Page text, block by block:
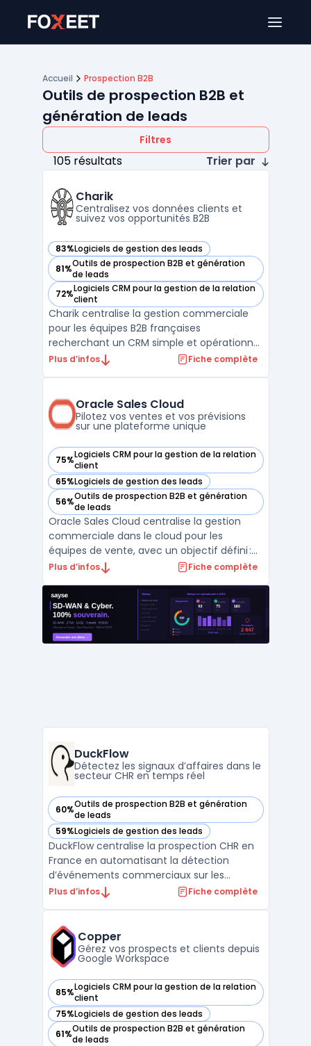
Accueil Prospection B2B
Outils de prospection B2B et
génération de leads
Filtres
105 résultats Trier par
Charik
Centralisez vos données clients et
suivez vos opportunités B2B
83%Logiciels de gestion des leads
— voir Charik dans cette catégorie
81%Outils de prospection B2B et génération
de leads
— voir Charik dans cette catégorie
72%Logiciels CRM pour la gestion de la relation
client
— voir Charik dans cette catégorie
Charik centralise la gestion commerciale
pour les équipes B2B françaises
recherchant un CRM simple et opérationnel
couvrant toutes les étapes, de la gestion de
d’investissement et cabinets de
recrutement pilotant leur pros ...
Plus d’infos Fiche complète
Oracle Sales Cloud
Pilotez vos ventes et vos prévisions
sur une plateforme unique
75%Logiciels CRM pour la gestion de la relation
client
— voir Oracle Sales Cloud dans cette catégorie
65%Logiciels de gestion des leads
— voir Oracle Sales Cloud dans cette catégorie
56%Outils de prospection B2B et génération
de leads
— voir Oracle Sales Cloud dans cette catégorie
Oracle Sales Cloud centralise la gestion
commerciale dans le cloud pour les
équipes de vente, avec un objectif défini :
structurer l’exécution du cycle de vente sur
facturation. Cette plateforme intègre les
fonctionnalités nécessaires pour relier
campagnes ...
Plus d’infos Fiche complète
DuckFlow
Détectez les signaux d’affaires dans le
secteur CHR en temps réel
60%Outils de prospection B2B et génération
de leads
— voir DuckFlow dans cette catégorie
59%Logiciels de gestion des leads
— voir DuckFlow dans cette catégorie
DuckFlow centralise la prospection CHR en
France en automatisant la détection
d’événements commerciaux sur les
marchés des cafés, hôtels et restaurants.
faciliter l’identification rapide de nouveaux
projets, ouvertures ...
Plus d’infos Fiche complète
Copper
Gérez vos prospects et clients depuis
Google Workspace
85%Logiciels CRM pour la gestion de la relation
client
— voir Copper dans cette catégorie
75%Logiciels de gestion des leads
— voir Copper dans cette catégorie
61%Outils de prospection B2B et génération
de leads
— voir Copper dans cette catégorie